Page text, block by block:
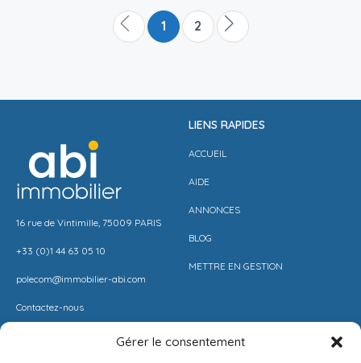
Gérer le consentement
1 2
16 rue de Vintimille, 75009 PARIS
+33 (0)1 44 63 05 10
polecom@immobilier-abi.com
Contactez-nous
LIENS RAPIDES
ACCUEIL
AIDE
ANNONCES
BLOG
METTRE EN GESTION